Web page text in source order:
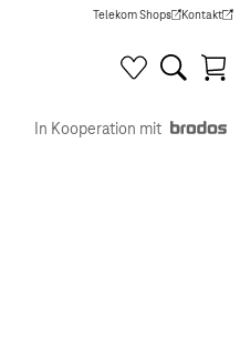
Telekom Shops
(Wird in einem neuen Tab
Kontakt
(Wird in
In Kooperation mit